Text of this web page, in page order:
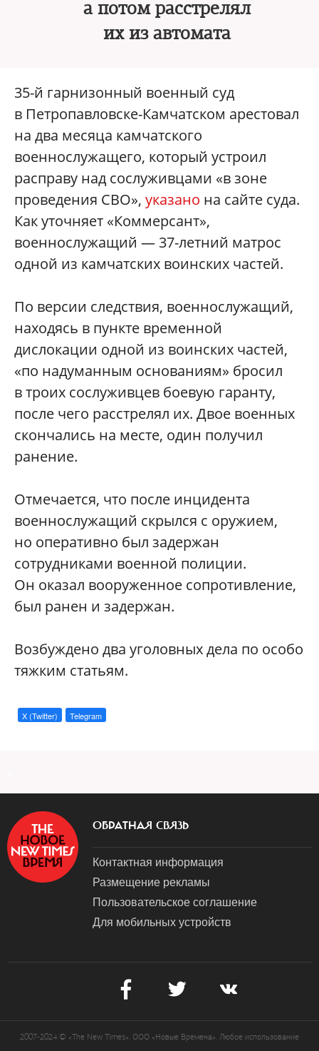
а потом расстрелял
их из автомата
35-й гарнизонный военный суд
в Петропавловске-Камчатском арестовал
на два месяца камчатского
военнослужащего, который устроил
расправу над сослуживцами «в зоне
проведения СВО», указано на сайте суда.
Как уточняет «Коммерсант»,
военнослужащий — 37-летний матрос
одной из камчатских воинских частей.
По версии следствия, военнослужащий,
находясь в пункте временной
дислокации одной из воинских частей,
«по надуманным основаниям» бросил
в троих сослуживцев боевую гаранту,
после чего расстрелял их. Двое военных
скончались на месте, один получил
ранение.
Отмечается, что после инцидента
военнослужащий скрылся с оружием,
но оперативно был задержан
сотрудниками военной полиции.
Он оказал вооруженное сопротивление,
был ранен и задержан.
Возбуждено два уголовных дела по особо
тяжким статьям.
X (Twitter) Telegram
ОБРАТНАЯ СВЯЗЬ
Контактная информация
Размещение рекламы
Пользовательское соглашение
Для мобильных устройств
2007-2024 © «The New Times». ООО «Новые Времена». Любое использование